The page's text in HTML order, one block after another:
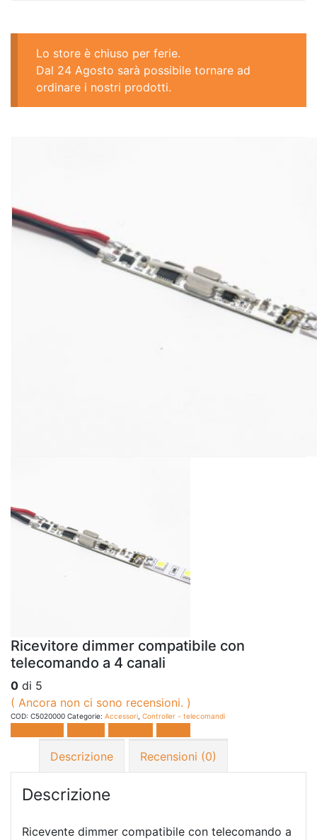
Lo store è chiuso per ferie.
Dal 24 Agosto sarà possibile tornare ad
ordinare i nostri prodotti.
Ricevitore dimmer compatibile con
telecomando a 4 canali
0 di 5
( Ancora non ci sono recensioni. )
COD: C5020000 Categorie: Accessori Controller - telecomandi
Descrizione
Recensioni (0)
Descrizione
Ricevente dimmer compatibile con telecomando a